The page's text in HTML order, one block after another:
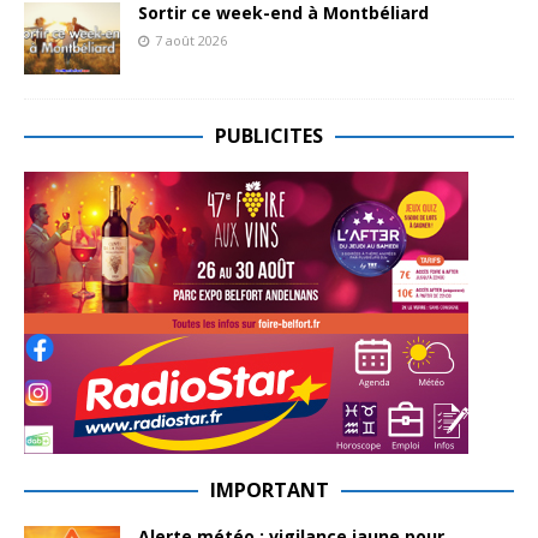
Sortir ce week-end à Montbéliard
7 août 2026
PUBLICITES
IMPORTANT